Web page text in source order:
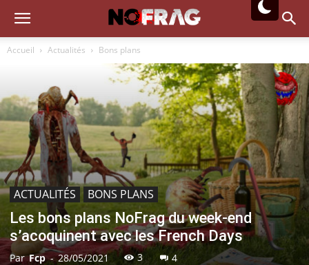
Accueil Actualités Bons plans
ACTUALITÉS BONS PLANS
Les bons plans NoFrag du week-end
s’acoquinent avec les French Days
Par Fcp- 28/05/2021 3 4